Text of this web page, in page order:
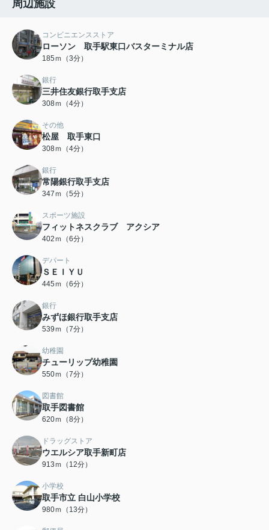
周辺施設
コンビニエンスストア
ローソン 取手駅東口バスターミナル店
185ｍ（3分）
銀行
三井住友銀行取手支店
308ｍ（4分）
その他
松屋 取手東口
308ｍ（4分）
銀行
常陽銀行取手支店
347ｍ（5分）
スポーツ施設
フィットネスクラブ アクシア
402ｍ（6分）
デパート
ＳＥＩＹＵ
445ｍ（6分）
銀行
みずほ銀行取手支店
539ｍ（7分）
幼稚園
チューリップ幼稚園
550ｍ（7分）
図書館
取手図書館
620ｍ（8分）
ドラッグストア
ウエルシア取手新町店
913ｍ（12分）
小学校
取手市立 白山小学校
980ｍ（13分）